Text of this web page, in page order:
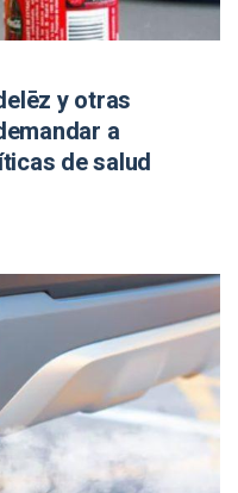
y otras
a
de salud